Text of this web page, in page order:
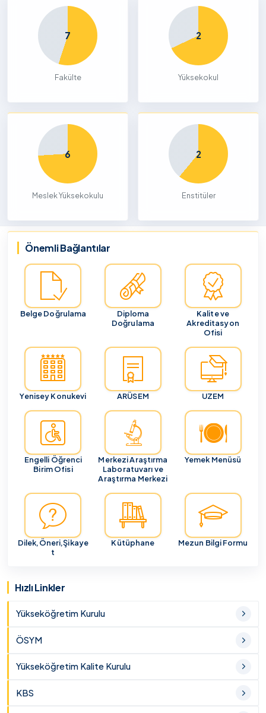
7
Fakülte
2
Yüksekokul
6
Meslek Yüksekokulu
2
Enstitüler
Önemli Bağlantılar
Belge Doğrulama
Diploma
Doğrulama
Kalite ve
Akreditasyon
Ofisi
Yenisey Konukevi ARÜSEM UZEM
Engelli Öğrenci
Birim Ofisi
Merkezi Araştırma
Laboratuvarı ve
Araştırma Merkezi
Yemek Menüsü
Dilek,Öneri,Şikaye
t
Kütüphane Mezun Bilgi Formu
Hızlı Linkler
Yükseköğretim Kurulu
ÖSYM
Yükseköğretim Kalite Kurulu
KBS